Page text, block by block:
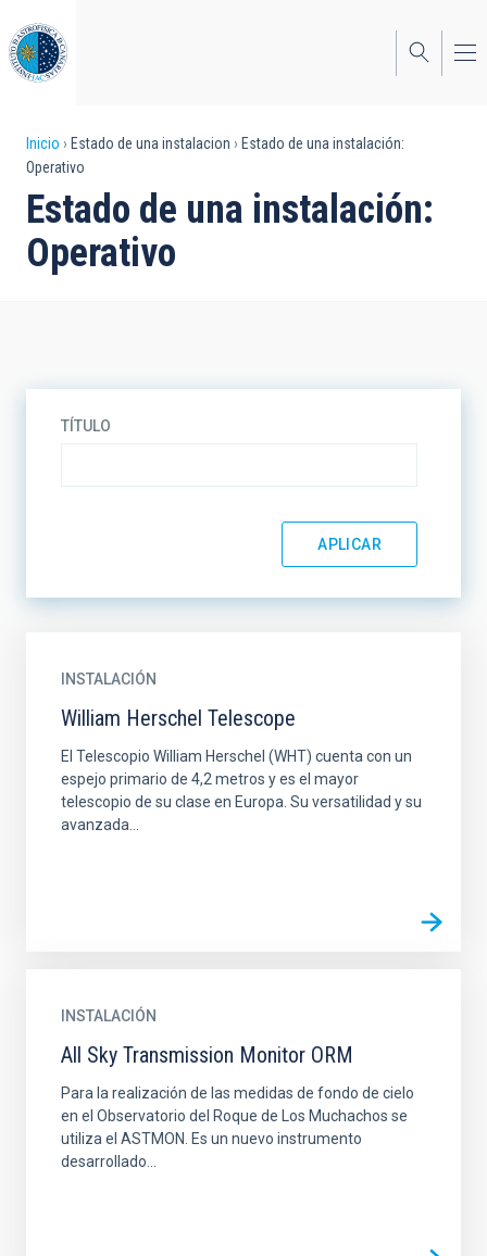
al
contenido
principal
Sobrescribir
enlaces
de
ayuda
Inicio Estado de una instalacion
Estado de una instalación:
Operativo
Estado de una instalación:
Operativo
TÍTULO
INSTALACIÓN
William Herschel Telescope
El Telescopio William Herschel (WHT) cuenta con un
espejo primario de 4,2 metros y es el mayor
telescopio de su clase en Europa. Su versatilidad y su
avanzada...
INSTALACIÓN
All Sky Transmission Monitor ORM
Para la realización de las medidas de fondo de cielo
en el Observatorio del Roque de Los Muchachos se
utiliza el ASTMON. Es un nuevo instrumento
desarrollado...